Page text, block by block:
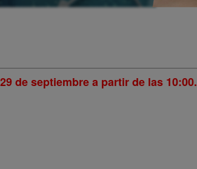
de septiembre a partir de las 10:00.